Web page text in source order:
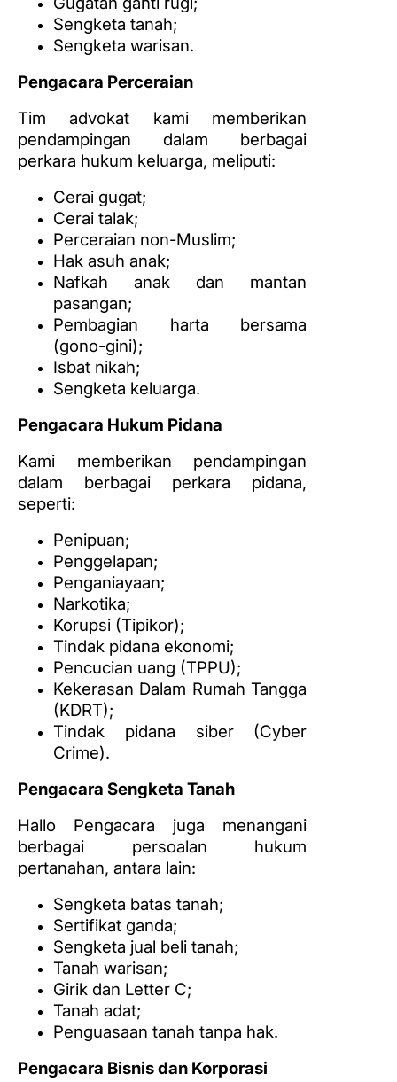
Sengketa tanah;
Sengketa warisan.
Pengacara Perceraian
Tim advokat kami memberikan
pendampingan dalam berbagai
perkara hukum keluarga, meliputi:
Cerai gugat;
Cerai talak;
Perceraian non-Muslim;
Hak asuh anak;
Nafkah anak dan mantan
pasangan;
Pembagian harta bersama
(gono-gini);
Isbat nikah;
Sengketa keluarga.
Pengacara Hukum Pidana
Kami memberikan pendampingan
dalam berbagai perkara pidana,
seperti:
Penipuan;
Penggelapan;
Penganiayaan;
Narkotika;
Korupsi (Tipikor);
Tindak pidana ekonomi;
Pencucian uang (TPPU);
Kekerasan Dalam Rumah Tangga
(KDRT);
Tindak pidana siber (Cyber
Crime).
Pengacara Sengketa Tanah
Hallo Pengacara juga menangani
berbagai persoalan hukum
pertanahan, antara lain:
Sengketa batas tanah;
Sertifikat ganda;
Sengketa jual beli tanah;
Tanah warisan;
Girik dan Letter C;
Tanah adat;
Penguasaan tanah tanpa hak.
Pengacara Bisnis dan Korporasi